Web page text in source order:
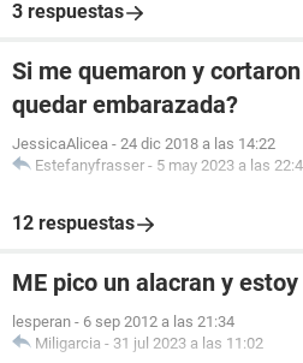
3 respuestas
Si me quemaron y
quedar embarazada?
JessicaAlicea - 24 dic 2018 a las 14:22
Estefanyfrasser - 5 may 2023 a las
12 respuestas
ME pico un alacran y
lesperan - 6 sep 2012 a las 21:34
Miligarcia - 31 jul 2023 a las 11:02